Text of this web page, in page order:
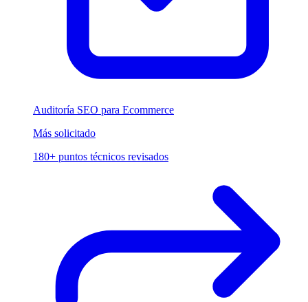
Auditoría SEO para Ecommerce
Más solicitado
180+ puntos técnicos revisados